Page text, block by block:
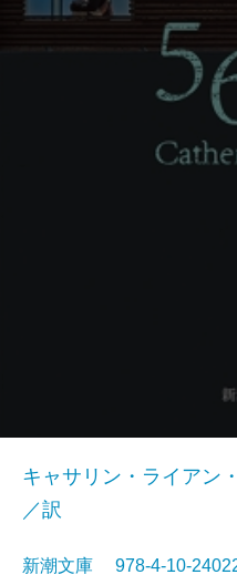
キャサリン・ライアン
／訳
新潮文庫 978-4-10-